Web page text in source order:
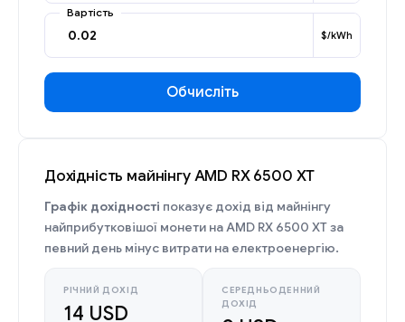
Вартість
$/kWh
Обчисліть
Дохідність майнінгу AMD RX 6500 XT
Графік дохідності показує дохід від майнінгу
найприбутковішої монети на AMD RX 6500 XT за
певний день мінус витрати на електроенергію.
РІЧНИЙ ДОХІД
14 USD
СЕРЕДНЬОДЕННИЙ
ДОХІД